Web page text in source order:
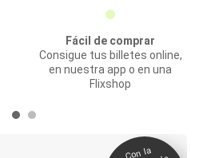
Fácil de comprar
Consigue tus billetes online,
en nuestra app o en una
Flixshop
Con la